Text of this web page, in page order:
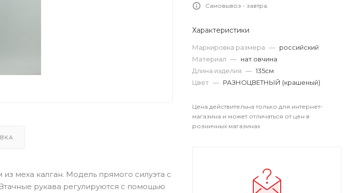
меха калган. Модель прямого силуэта с
рукава регулируются с помощью
Самовывоз - завтра.
Характеристики
Маркировка размера — российский
Материал — нат.овчина
Длина изделия — 135см
Цвет — РАЗНОЦВЕТНЫЙ (крашеный)
Цена действительна только для интернет-
магазина и может отличаться от цен в
розничных магазинах